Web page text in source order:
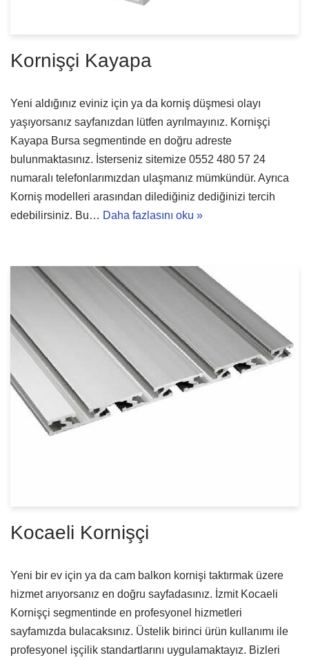
Kornişçi Kayapa
Yeni aldığınız eviniz için ya da korniş düşmesi olayı
yaşıyorsanız sayfanızdan lütfen ayrılmayınız. Kornişçi
Kayapa Bursa segmentinde en doğru adreste
bulunmaktasınız. İsterseniz sitemize 0552 480 57 24
numaralı telefonlarımızdan ulaşmanız mümkündür. Ayrıca
Korniş modelleri arasından dilediğiniz dediğinizi tercih
edebilirsiniz. Bu… Daha fazlasını oku »
Kocaeli Kornişçi
Yeni bir ev için ya da cam balkon kornişi taktırmak üzere
hizmet arıyorsanız en doğru sayfadasınız. İzmit Kocaeli
Kornişçi segmentinde en profesyonel hizmetleri
sayfamızda bulacaksınız. Üstelik birinci ürün kullanımı ile
profesyonel işçilik standartlarını uygulamaktayız. Bizleri